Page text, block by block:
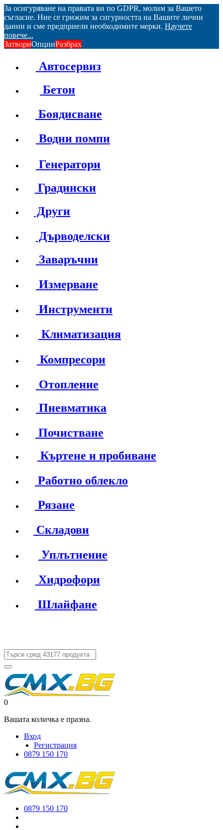
За осигуряване на правата ви по GDPR, молим за Вашето
съгласие. Ние се грижим за сигурността на Вашите лични
данни и сме предприели необходимите мерки. Научете
повече...
ЗатвориОпцииРазбрах
Автосервиз
Бетон
Боядисване
Водни помпи
Генератори
Градински
Други
Дърводелски
Заваръчни
Измерване
Инструменти
Климатизация
Компресори
Отопление
Пневматика
Почистване
Къртене и пробиване
Работно облекло
Рязане
Складови
Уплътнение
Хидрофори
Шлайфане
0
Вашата количка е празна.
Вход
Регистрация
0879 150 170
0879 150 170